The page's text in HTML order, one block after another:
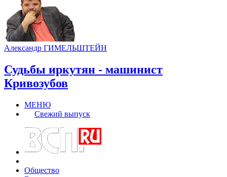
Александр ГИМЕЛЬШТЕЙН
Судьбы иркутян - машинист
Кривозубов
МЕНЮ
Свежий выпуск
Общество